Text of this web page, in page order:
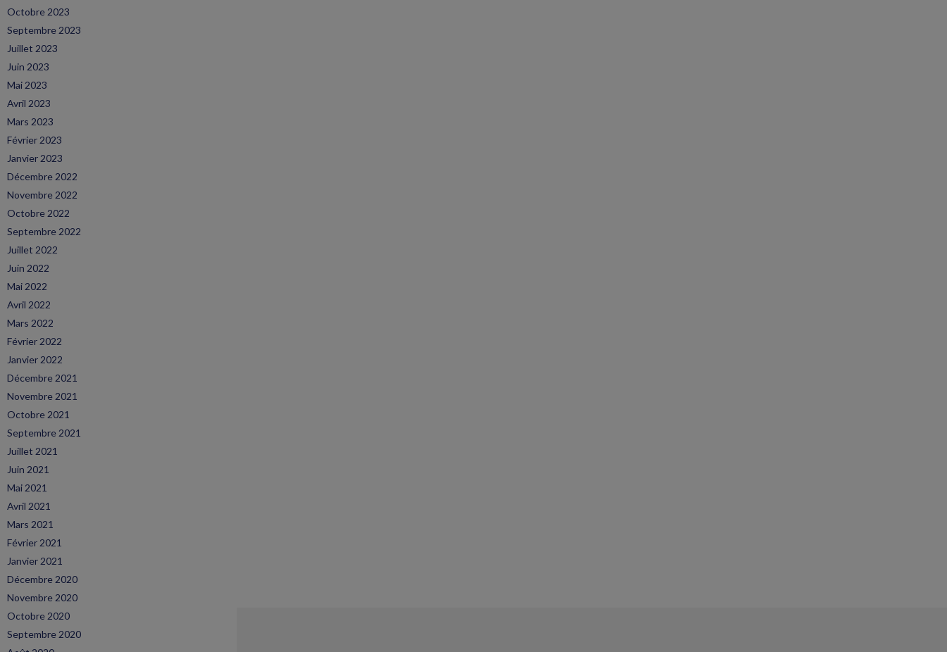
Octobre 2023
Septembre 2023
Juillet 2023
Juin 2023
Mai 2023
Avril 2023
Mars 2023
Février 2023
Janvier 2023
Décembre 2022
Novembre 2022
Octobre 2022
Septembre 2022
Juillet 2022
Juin 2022
Mai 2022
Avril 2022
Mars 2022
Février 2022
Janvier 2022
Décembre 2021
Novembre 2021
Octobre 2021
Septembre 2021
Juillet 2021
Juin 2021
Mai 2021
Avril 2021
Mars 2021
Février 2021
Janvier 2021
Décembre 2020
Novembre 2020
Octobre 2020
Septembre 2020